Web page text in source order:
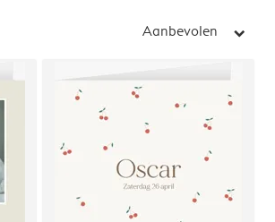
Aanbevolen arrow_right